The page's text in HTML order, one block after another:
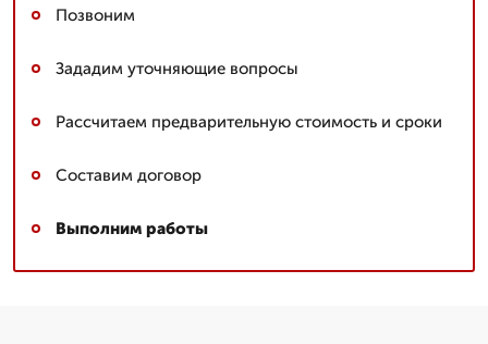
Позвоним
Зададим уточняющие вопросы
Рассчитаем предварительную стоимость и сроки
Составим договор
Выполним работы